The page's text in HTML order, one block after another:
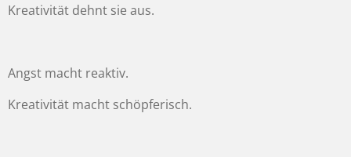
Kreativität dehnt sie aus.
Angst macht reaktiv.
Kreativität macht schöpferisch.